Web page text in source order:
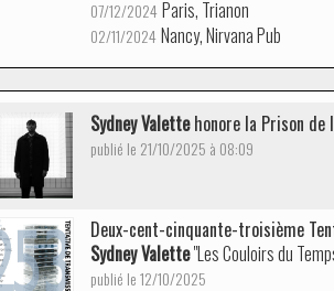
07/12/2024 Paris, Trianon
02/11/2024 Nancy, Nirvana Pub
Sydney Valettehonore la Prison de
publié le 21/10/2025 à 08:09
Deux-cent-cinquante-troisième
Sydney Valette"Les Couloirs du
publié le 12/10/2025